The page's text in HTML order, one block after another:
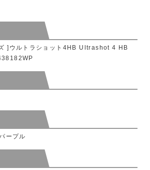
]ウルトラショット4HB Ultrashot 4 HB
ープル